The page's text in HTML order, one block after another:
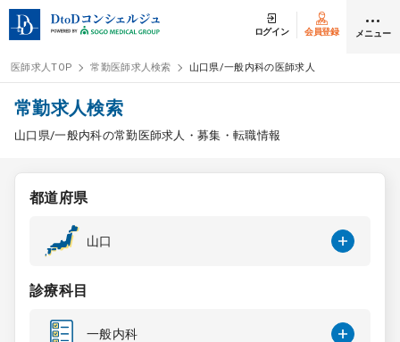
ログイン 会員登録 メニュー
ログイン
医師求人
常勤検索
スポット検索
医師求人TOP 常勤医師求人検索 山口県/一般内科の医師求人
常勤求人検索
山口県/一般内科の常勤医師求人・募集・転職情報
都道府県
山口
診療科目
一般内科